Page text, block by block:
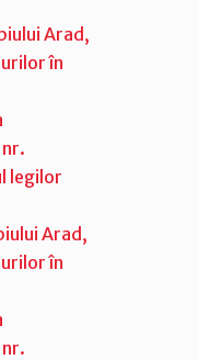
Arad,
în
legilor
Arad,
în